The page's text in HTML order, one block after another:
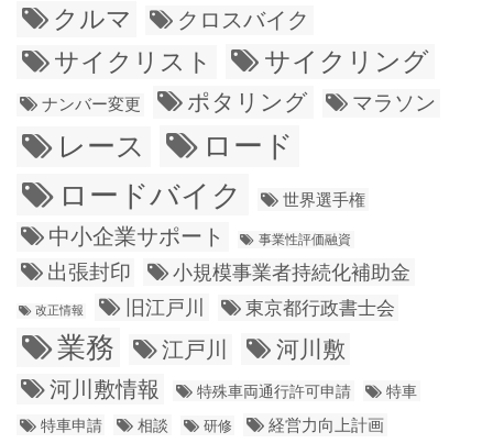
クルマ クロスバイク
サイクリスト サイクリング
ナンバー変更 ポタリング マラソン
レース
ロード
ロードバイク
世界選手権
中小企業サポート 事業性評価融資
出張封印 小規模事業者持続化補助金
改正情報 旧江戸川 東京都行政書士会
業務 江戸川
河川敷
河川敷情報
特殊車両通行許可申請
特車
特車申請
相談 研修 経営力向上計画